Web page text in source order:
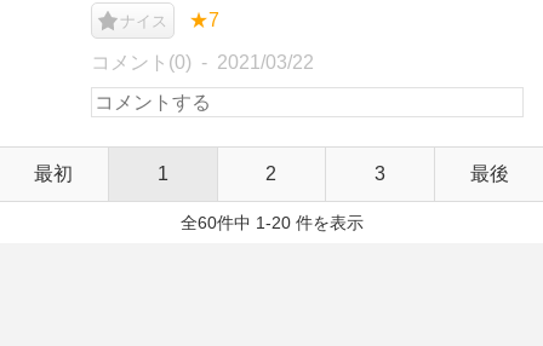
ナイス ★7
コメント(0) 2021/03/22
最初 1 2 3 最後
全60件中 1-20 件を表示